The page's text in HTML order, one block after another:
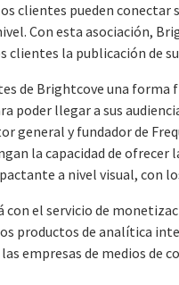
clientes pueden conectar
Con esta asociación,
la publicación de
de Brightcove una forma
poder llegar a sus
general y fundador de
la capacidad de ofrecer
a nivel visual, con
el servicio de
productos de analítica
empresas de medios de